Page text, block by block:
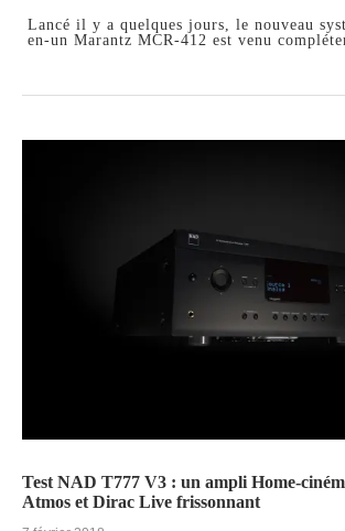
Lancé il y a quelques jours, le nouveau
en-un Marantz MCR-412 est venu
Test NAD T777 V3 : un ampli Home-
Atmos et Dirac Live frissonnant